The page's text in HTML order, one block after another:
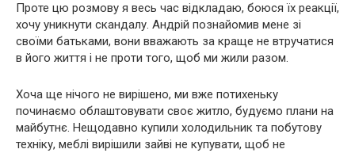
Проте цю розмову я весь час відкладаю, боюся їх реакції,
хочу уникнути скандалу. Андрій познайомив мене зі
своїми батьками, вони вважають за краще не втручатися
в його життя і не проти того, щоб ми жили разом.
Хоча ще нічого не вирішено, ми вже потихеньку
починаємо облаштовувати своє житло, будуємо плани на
майбутнє. Нещодавно купили холодильник та побутову
техніку, меблі вирішили зайві не купувати, щоб не